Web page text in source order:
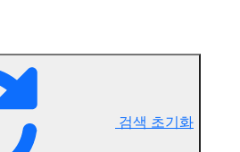
검색 초기화